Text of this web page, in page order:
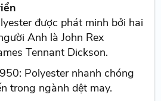
được phát minh bởi hai
Anh là John Rex
Tennant Dickson.
Polyester nhanh chóng
trong ngành dệt may.